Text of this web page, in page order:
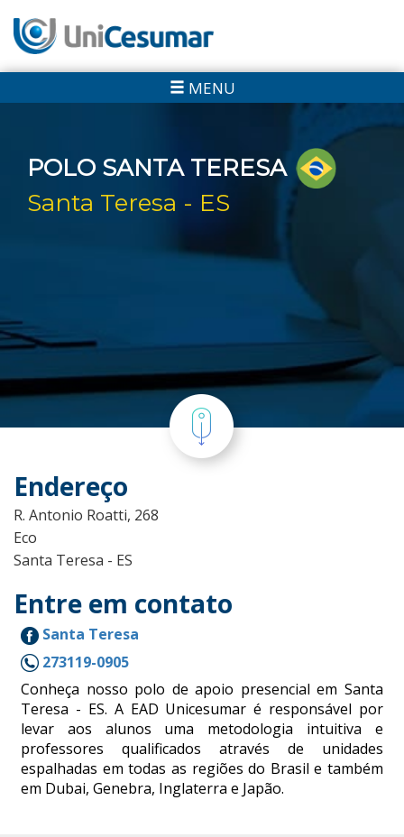
MENU
POLO SANTA TERESA
Santa Teresa - ES
Endereço
R. Antonio Roatti, 268
Eco
Santa Teresa - ES
Entre em contato
Santa Teresa
273119-0905
Conheça nosso polo de apoio presencial em Santa
Teresa - ES. A EAD Unicesumar é responsável por
levar aos alunos uma metodologia intuitiva e
professores qualificados através de unidades
espalhadas em todas as regiões do Brasil e também
em Dubai, Genebra, Inglaterra e Japão.